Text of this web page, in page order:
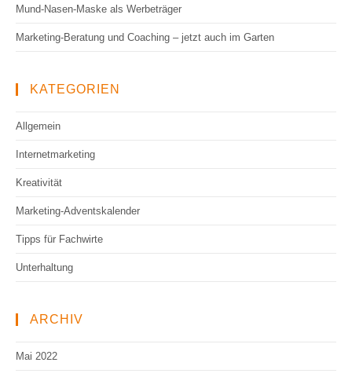
Mund-Nasen-Maske als Werbeträger
Marketing-Beratung und Coaching – jetzt auch im Garten
KATEGORIEN
Allgemein
Internetmarketing
Kreativität
Marketing-Adventskalender
Tipps für Fachwirte
Unterhaltung
ARCHIV
Mai 2022